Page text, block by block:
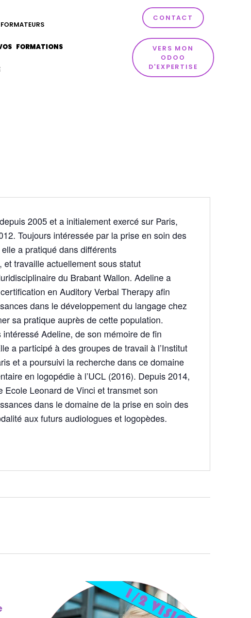
FORMATIONS
CONTACT
VERS MON
ODOO
D'EXPERTISE
2005 et a initialement exercé sur Paris,
Toujours intéressée par la prise en soin des
a pratiqué dans différents
travaille actuellement sous statut
du Brabant Wallon. Adeline a
en Auditory Verbal Therapy afin
dans le développement du langage chez
sa pratique auprès de cette population.
Adeline, de son mémoire de fin
a participé à des groupes de travail à l’Institut
et a poursuivi la recherche dans ce domaine
en logopédie à l’UCL (2016). Depuis 2014,
Leonard de Vinci et transmet son
dans le domaine de la prise en soin des
aux futurs audiologues et logopèdes.